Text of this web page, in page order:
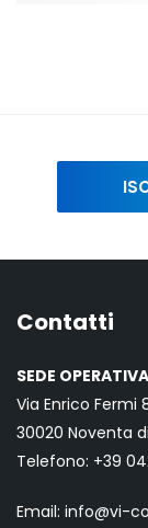
Contatti
SEDE
Via Enrico Fermi
30020 Noventa
Telefono: +39
Email: info@vi-